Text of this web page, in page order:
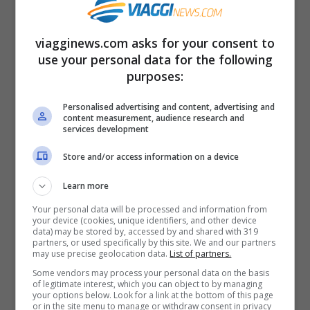
di attrattive che vi si possono trovare. Un
modo pervisitare sia le isole private,
quelle occupate dai resort turistici e
famose per le loro spiagge bianche e il loro
mare cristallino,sia le isole ancora abitate
dagli indigeni
incontaminata e si ha la possibilità di
vivere un’esperienza di viaggio più
autentica. Le ultime sono sconsigliate da
visitare da soli, più che per ragioni di
sicurezza perché è solo con una guida
locale che se ne riescono ad apprezzare di
viagginews.com asks for your consent to
use your personal data for the following
purposes:
Personalised advertising and content, advertising and
content measurement, audience research and
services development
Store and/or access information on a device
Learn more
Your personal data will be processed and information from
your device (cookies, unique identifiers, and other device
data) may be stored by, accessed by and shared with 319
partners, or used specifically by this site. We and our partners
may use precise geolocation data. List of partners.
Some vendors may process your personal data on the basis
of legitimate interest, which you can object to by managing
your options below. Look for a link at the bottom of this page
or in the site menu to manage or withdraw consent in privacy